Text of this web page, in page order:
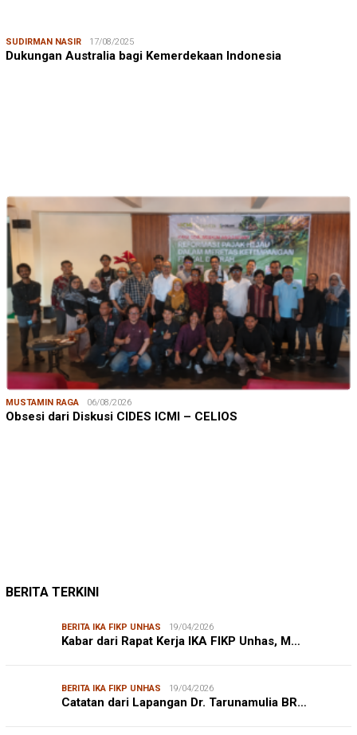
SUDIRMAN NASIR 17/08/2025
Dukungan Australia bagi Kemerdekaan Indonesia
MUSTAMIN RAGA 06/08/2026
Obsesi dari Diskusi CIDES ICMI – CELIOS
BERITA TERKINI
BERITA IKA FIKP UNHAS 19/04/2026
Kabar dari Rapat Kerja IKA FIKP Unhas, M…
BERITA IKA FIKP UNHAS 19/04/2026
Catatan dari Lapangan Dr. Tarunamulia BR…